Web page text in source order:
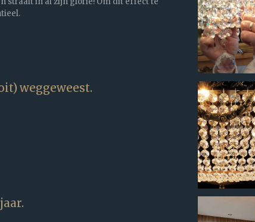
weggeweest.